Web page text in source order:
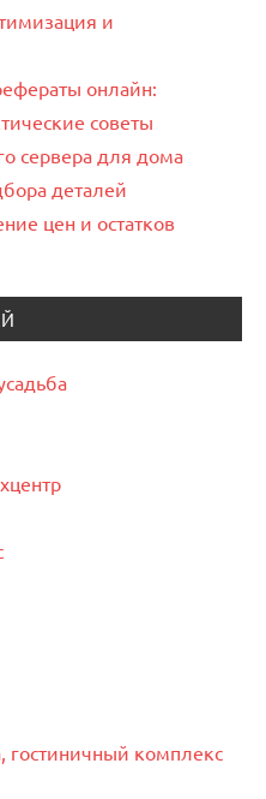
и
онлайн:
советы
сервера для дома
деталей
цен и остатков
гостиничный комплекс